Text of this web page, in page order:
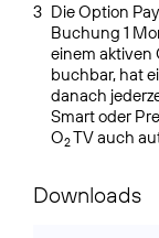
3 Die Option
Buchung 1
einem aktiven
buchbar, hat
danach
Smart oder
O2TV auch
Downloads